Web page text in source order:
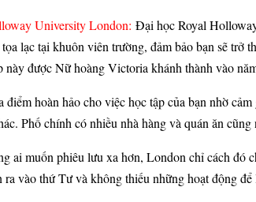
University London: Đại học Royal
lạc tại khuôn viên trường, đảm bảo bạn sẽ trở
này được Nữ hoàng Victoria khánh thành vào
điểm hoàn hảo cho việc học tập của bạn nhờ
Phố chính có nhiều nhà hàng và quán ăn
ai muốn phiêu lưu xa hơn, London chỉ cách đó
ra vào thứ Tư và không thiếu những hoạt động